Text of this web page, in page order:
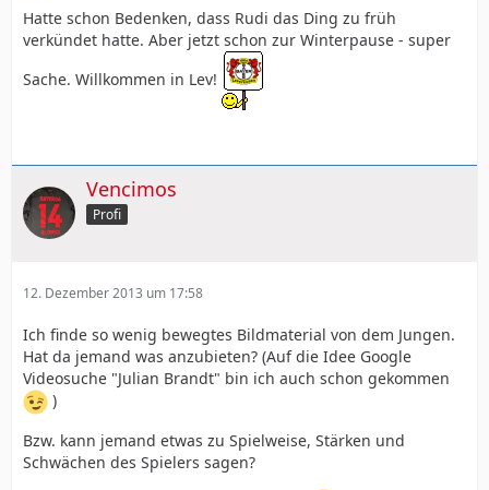
Hatte schon Bedenken, dass Rudi das Ding zu früh
verkündet hatte. Aber jetzt schon zur Winterpause - super
Sache. Willkommen in Lev!
Vencimos
Profi
12. Dezember 2013 um 17:58
Ich finde so wenig bewegtes Bildmaterial von dem Jungen.
Hat da jemand was anzubieten? (Auf die Idee Google
Videosuche "Julian Brandt" bin ich auch schon gekommen
)
Bzw. kann jemand etwas zu Spielweise, Stärken und
Schwächen des Spielers sagen?